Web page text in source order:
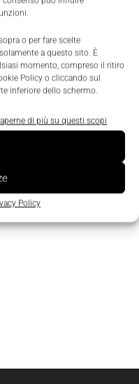
o per fare scelte
a questo sito. È
momento, compreso il ritiro
Policy o cliccando sul
inferiore dello schermo.
di più su questi scopi
Policy